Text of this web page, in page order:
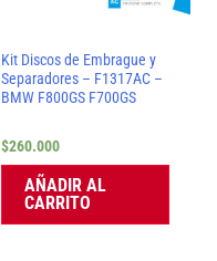
Kit Discos de Embrague y
Separadores – F1317AC –
BMW F800GS F700GS
$260.000
AÑADIR AL
CARRITO